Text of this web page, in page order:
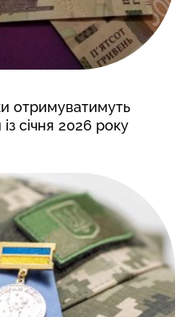
отримуватимуть
січня 2026 року